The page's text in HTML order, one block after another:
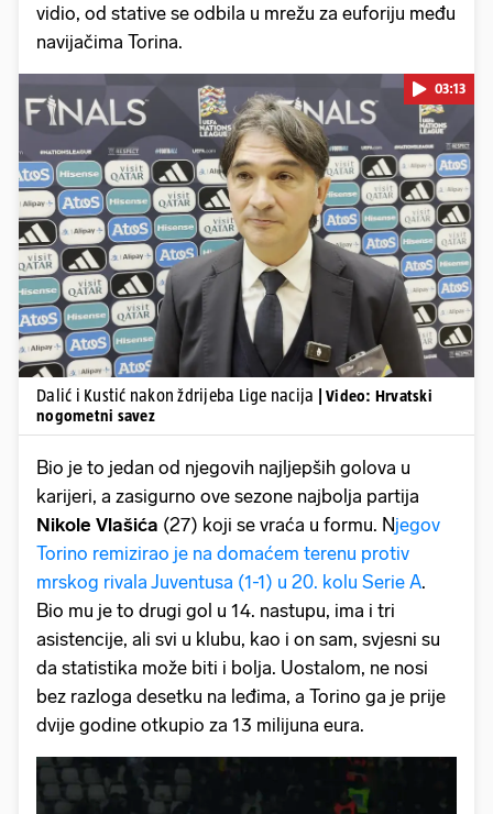
vidio, od stative se odbila u mrežu za euforiju među
navijačima Torina.
Pokretanje videa...
03:13
Dalić i Kustić nakon ždrijeba Lige nacija
| Video: Hrvatski
nogometni savez
Bio je to jedan od njegovih najljepših golova u
karijeri, a zasigurno ove sezone najbolja partija
Nikole Vlašića (27) koji se vraća u formu. Njegov
Torino remizirao je na domaćem terenu protiv
mrskog rivala Juventusa (1-1) u 20. kolu Serie A.
Bio mu je to drugi gol u 14. nastupu, ima i tri
asistencije, ali svi u klubu, kao i on sam, svjesni su
da statistika može biti i bolja. Uostalom, ne nosi
bez razloga desetku na leđima, a Torino ga je prije
dvije godine otkupio za 13 milijuna eura.